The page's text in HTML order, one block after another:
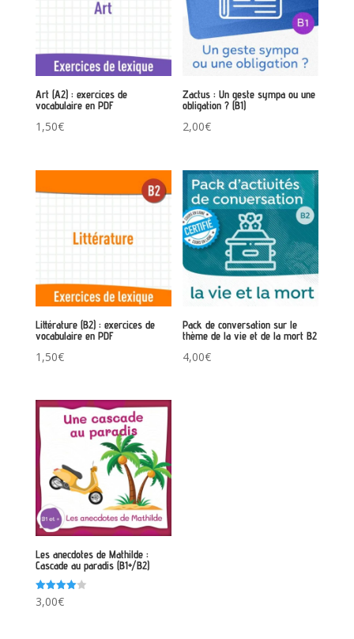
Art (A2) : exercices de
vocabulaire en PDF
1,50€
Zactus : Un geste sympa ou une
obligation ? (B1)
2,00€
Littérature (B2) : exercices de
vocabulaire en PDF
1,50€
Pack de conversation sur le
thème de la vie et de la mort B2
4,00€
Les anecdotes de Mathilde :
Cascade au paradis (B1+/B2)
Note
4.00
3,00€